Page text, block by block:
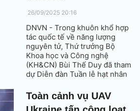
26/09/2025 20:16
DNVN - Trong khuôn khổ hợp
tác quốc tế về năng lượng
nguyên tử, Thứ trưởng Bộ
Khoa học và Công nghệ
(KH&CN) Bùi Thế Duy đã tham
dự Diễn đàn Tuần lễ hạt nhân
quan trọng này diễn ra từ ngày
25 đến ngày 29/9/2025 tại thủ
Toàn cảnh vụ UAV